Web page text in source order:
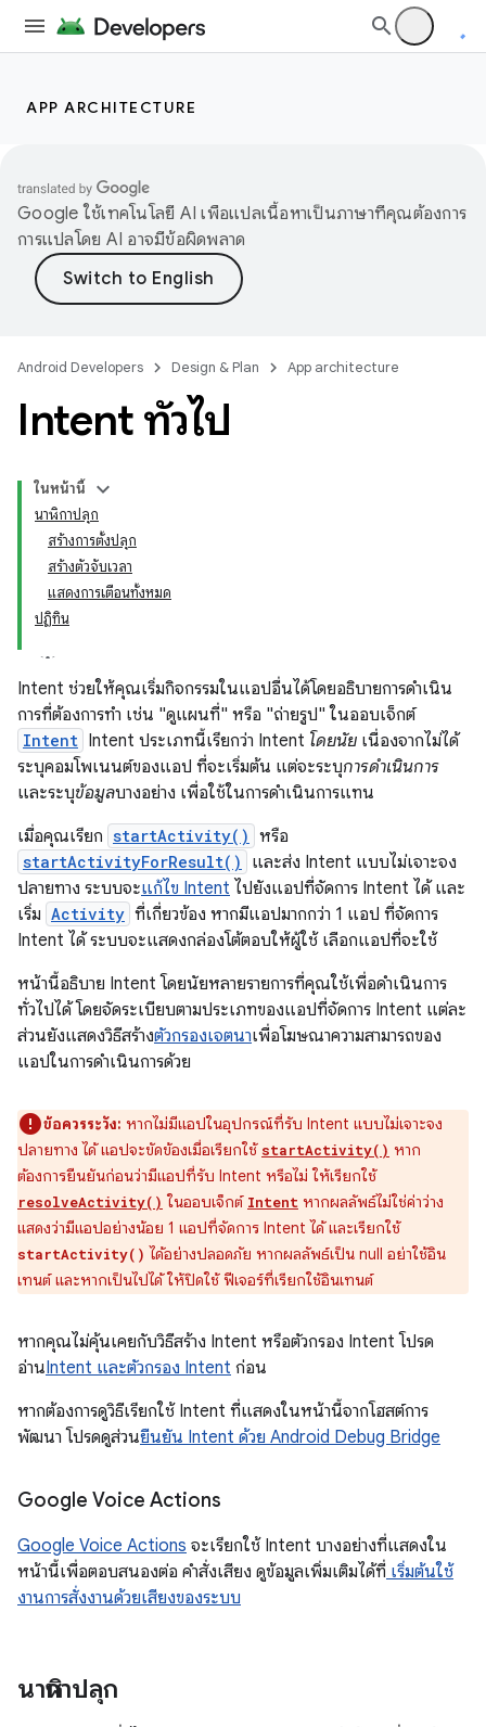
APP ARCHITECTURE
Google ใช้เทคโนโลยี AI เพื่อแปลเนื้อหาเป็นภาษาที่คุณต้องการ
การแปลโดย AI อาจมีข้อผิดพลาด
Android Developers Design & Plan App architecture
Intent ทั่วไป
ในหน้านี้
นาฬิกาปลุก
สร้างการตั้งปลุก
สร้างตัวจับเวลา
แสดงการเตือนทั้งหมด
ปฏิทิน
Intent ช่วยให้คุณเริ่มกิจกรรมในแอปอื่นได้โดยอธิบายการดำเนิน
การที่ต้องการทำ เช่น "ดูแผนที่" หรือ "ถ่ายรูป" ในออบเจ็กต์
Intent Intent ประเภทนี้เรียกว่า Intent โดยนัย เนื่องจากไม่ได้
ระบุคอมโพเนนต์ของแอป ที่จะเริ่มต้น แต่จะระบุการดำเนินการ
และระบุข้อมูลบางอย่าง เพื่อใช้ในการดำเนินการแทน
เมื่อคุณเรียก startActivity() หรือ
startActivityForResult()
และส่ง Intent แบบไม่เจาะจง
ปลายทาง ระบบจะแก้ไข Intent ไปยังแอปที่จัดการ Intent ได้ และ
เริ่ม Activity ที่เกี่ยวข้อง หากมีแอปมากกว่า 1 แอป ที่จัดการ
Intent ได้ ระบบจะแสดงกล่องโต้ตอบให้ผู้ใช้ เลือกแอปที่จะใช้
หน้านี้อธิบาย Intent โดยนัยหลายรายการที่คุณใช้เพื่อดำเนินการ
ทั่วไปได้ โดยจัดระเบียบตามประเภทของแอปที่จัดการ Intent แต่ละ
ส่วนยังแสดงวิธีสร้างตัวกรองเจตนาเพื่อโฆษณาความสามารถของ
แอปในการดำเนินการด้วย
ข้อควรระวัง: หากไม่มีแอปในอุปกรณ์ที่รับ Intent แบบไม่เจาะจง
ปลายทาง ได้ แอปจะขัดข้องเมื่อเรียกใช้ startActivity() หาก
ต้องการยืนยันก่อนว่ามีแอปที่รับ Intent หรือไม่ ให้เรียกใช้
resolveActivity() ในออบเจ็กต์ Intent หากผลลัพธ์ไม่ใช่ค่าว่าง
แสดงว่ามีแอปอย่างน้อย 1 แอปที่จัดการ Intent ได้ และเรียกใช้
startActivity() ได้อย่างปลอดภัย หากผลลัพธ์เป็น null อย่าใช้อิน
เทนต์ และหากเป็นไปได้ ให้ปิดใช้ ฟีเจอร์ที่เรียกใช้อินเทนต์
หากคุณไม่คุ้นเคยกับวิธีสร้าง Intent หรือตัวกรอง Intent โปรด
อ่านIntent และตัวกรอง Intent ก่อน
หากต้องการดูวิธีเรียกใช้ Intent ที่แสดงในหน้านี้จากโฮสต์การ
พัฒนา โปรดดูส่วนยืนยัน Intent ด้วย Android Debug Bridge
Google Voice Actions
Google Voice Actions จะเรียกใช้ Intent บางอย่างที่แสดงใน
หน้านี้เพื่อตอบสนองต่อ คำสั่งเสียง ดูข้อมูลเพิ่มเติมได้ที่ เริ่มต้นใช้
งานการสั่งงานด้วยเสียงของระบบ
นาฬิกาปลุก